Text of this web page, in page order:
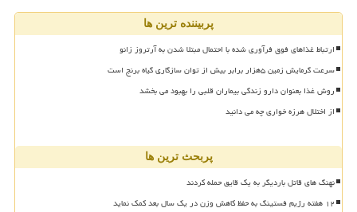
پربیننده ترین ها
ارتباط غذاهای فوق فرآوری شده با احتمال مبتلا شدن به آرتروز زانو
سرعت گرمایش زمین ۵هزار برابر بیش از توان سازگاری گیاه برنج است
روش غذا بعنوان دارو زندگی بیماران قلبی را بهبود می بخشد
از اختلال هرزه خواری چه می دانید
پربحث ترین ها
نهنگ های قاتل باردیگر به یک قایق حمله کردند
۱۲ هفته رژیم فستینگ به حفظ کاهش وزن در یک سال بعد کمک نماید